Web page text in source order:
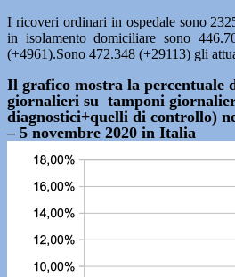
I ricoveri ordinari in ospedale sono
in isolamento domiciliare sono
(+4961).Sono 472.348 (+29113) gli
Il grafico mostra la percentuale
giornalieri su tamponi
diagnostici+quelli di controllo)
– 5 novembre 2020 in Italia